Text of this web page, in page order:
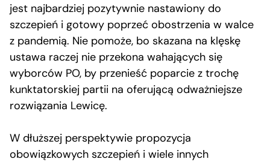
jest najbardziej pozytywnie nastawiony do
szczepień i gotowy poprzeć obostrzenia w walce
z pandemią. Nie pomoże, bo skazana na klęskę
ustawa raczej nie przekona wahających się
wyborców PO, by przenieść poparcie z trochę
kunktatorskiej partii na oferującą odważniejsze
rozwiązania Lewicę.
W dłuższej perspektywie propozycja
obowiązkowych szczepień i wiele innych